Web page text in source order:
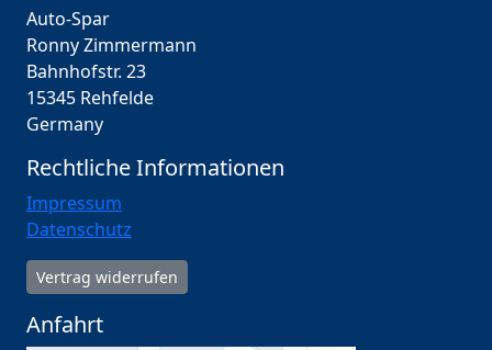
Auto-Spar
Ronny Zimmermann
Bahnhofstr. 23
15345 Rehfelde
Germany
Rechtliche Informationen
Impressum
Datenschutz
Vertrag widerrufen
Anfahrt